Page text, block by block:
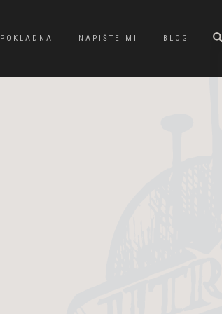
POKLADNA NAPIŠTE MI BLOG